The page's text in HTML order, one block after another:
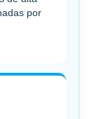
por